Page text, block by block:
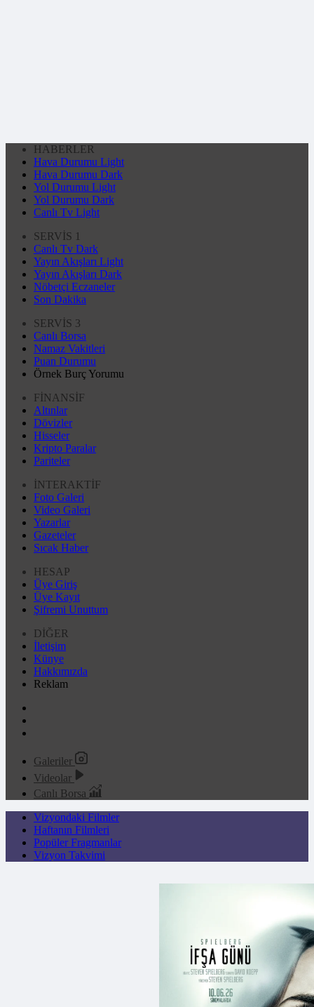
HABERLER
Hava Durumu Light
Hava Durumu Dark
Yol Durumu Light
Yol Durumu Dark
Canlı Tv Light
SERVİS 1
Canlı Tv Dark
Yayın Akışları Light
Yayın Akışları Dark
Nöbetçi Eczaneler
Son Dakika
SERVİS 3
Canlı Borsa
Namaz Vakitleri
Puan Durumu
Örnek Burç Yorumu
FİNANSİF
Altınlar
Dövizler
Hisseler
Kripto Paralar
Pariteler
İNTERAKTİF
Foto Galeri
Video Galeri
Yazarlar
Gazeteler
Sıcak Haber
HESAP
Üye Giriş
Üye Kayıt
Şifremi Unuttum
DİĞER
İletişim
Künye
Hakkımızda
Reklam
Galeriler
Videolar
Canlı Borsa
Vizyondaki Filmler
Haftanın Filmleri
Popüler Fragmanlar
Vizyon Takvimi